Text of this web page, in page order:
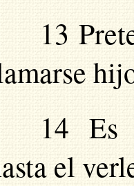
13
14 Es
el